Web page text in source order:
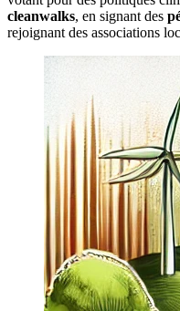
cleanwalks, en signant des
rejoignant des associations